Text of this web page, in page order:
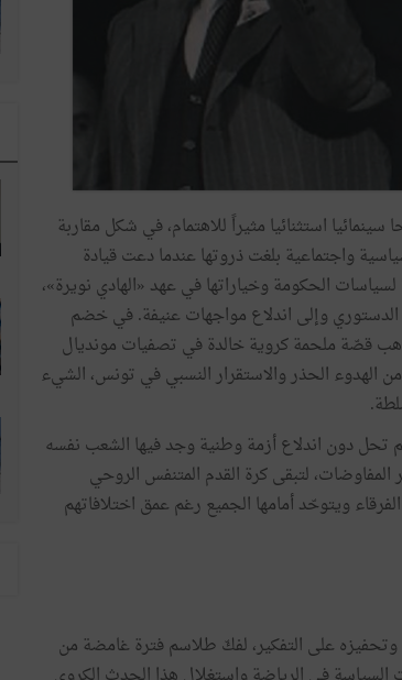
استثنائيا مثيراً للاهتمام، في شكل مقاربة
واجتماعية بلغت ذروتها عندما دعت قيادة
التونسي للشغل إلى إضراب عام في 26 جانفي 1978، رفضا لسياسات الحكومة وخياراتها في عهد «الهادي نويرة»،
الدستوري وإلى اندلاع مواجهات عنيفة. في خضم
قصّة ملحمة كروية خالدة في تصفيات مونديال
الهدوء الحذر والاستقرار النسبي في تونس، الشيء
تحل دون اندلاع أزمة وطنية وجد فيها الشعب نفسه
المفاوضات، لتبقى كرة القدم المتنفس الروحي
ويتوحّد أمامها الجميع رغم عمق اختلافاتهم
وتحفيزه على التفكير، لفكّ طلاسم فترة غامضة من